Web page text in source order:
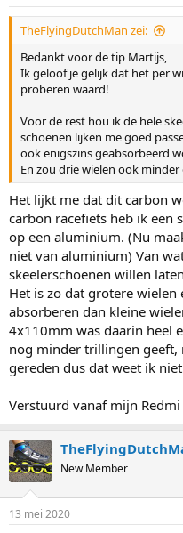
TheFlyingDutchMan zei:
Bedankt voor de tip Martijs,
Ik geloof je gelijk dat het per
proberen waard!
Voor de rest hou ik de hele
schoenen lijken me goed
ook enigszins geabsorbeerd
En zou drie wielen ook
Het lijkt me dat dit carbon
carbon racefiets heb ik een
op een aluminium. (Nu
niet van aluminium) Van
skeelerschoenen willen
Het is zo dat grotere
absorberen dan kleine
4x110mm was daarin heel
nog minder trillingen geeft,
gereden dus dat weet ik niet
Verstuurd vanaf mijn
New Member
13 mei 2020